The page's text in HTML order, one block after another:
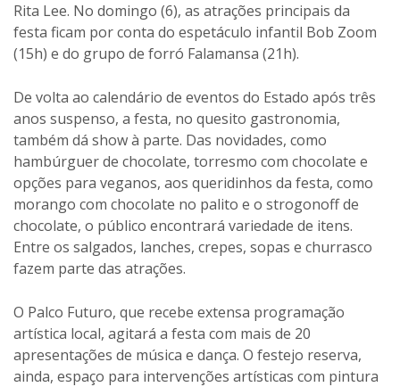
Rita Lee. No domingo (6), as atrações principais da
festa ficam por conta do espetáculo infantil Bob Zoom
(15h) e do grupo de forró Falamansa (21h).
De volta ao calendário de eventos do Estado após três
anos suspenso, a festa, no quesito gastronomia,
também dá show à parte. Das novidades, como
hambúrguer de chocolate, torresmo com chocolate e
opções para veganos, aos queridinhos da festa, como
morango com chocolate no palito e o strogonoff de
chocolate, o público encontrará variedade de itens.
Entre os salgados, lanches, crepes, sopas e churrasco
fazem parte das atrações.
O Palco Futuro, que recebe extensa programação
artística local, agitará a festa com mais de 20
apresentações de música e dança. O festejo reserva,
ainda, espaço para intervenções artísticas com pintura